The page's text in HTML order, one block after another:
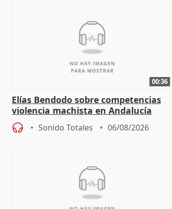
00:36
Elías Bendodo sobre competencias
violencia machista en Andalucía
Sonido Totales 06/08/2026